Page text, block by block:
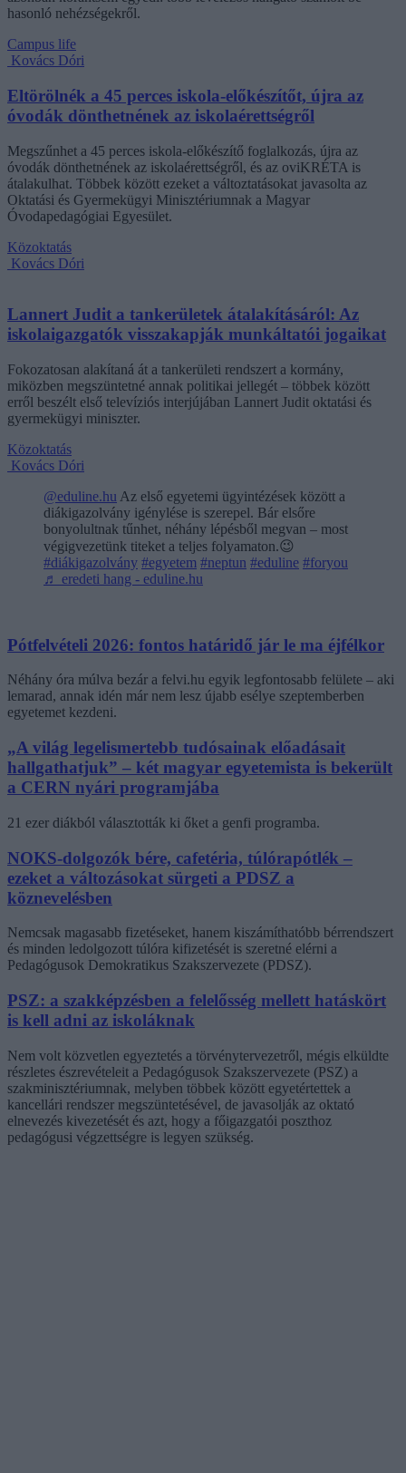
hasonló nehézségekről.
Campus life
Kovács Dóri
Eltörölnék a 45 perces iskola-előkészítőt, újra az
óvodák dönthetnének az iskolaérettségről
Megszűnhet a 45 perces iskola-előkészítő foglalkozás, újra az
óvodák dönthetnének az iskolaérettségről, és az oviKRÉTA is
átalakulhat. Többek között ezeket a változtatásokat javasolta az
Oktatási és Gyermekügyi Minisztériumnak a Magyar
Óvodapedagógiai Egyesület.
Közoktatás
Kovács Dóri
Lannert Judit a tankerületek átalakításáról: Az
iskolaigazgatók visszakapják munkáltatói jogaikat
Fokozatosan alakítaná át a tankerületi rendszert a kormány,
miközben megszüntetné annak politikai jellegét – többek között
erről beszélt első televíziós interjújában Lannert Judit oktatási és
gyermekügyi miniszter.
Közoktatás
Kovács Dóri
@eduline.hu Az első egyetemi ügyintézések között a
diákigazolvány igénylése is szerepel. Bár elsőre
bonyolultnak tűnhet, néhány lépésből megvan – most
végigvezetünk titeket a teljes folyamaton.😉
#diákigazolvány #egyetem #neptun #eduline #foryou
♬ eredeti hang - eduline.hu
Pótfelvételi 2026: fontos határidő jár le ma éjfélkor
Néhány óra múlva bezár a felvi.hu egyik legfontosabb felülete – aki
lemarad, annak idén már nem lesz újabb esélye szeptemberben
egyetemet kezdeni.
„A világ legelismertebb tudósainak előadásait
hallgathatjuk” – két magyar egyetemista is bekerült
a CERN nyári programjába
21 ezer diákból választották ki őket a genfi programba.
NOKS-dolgozók bére, cafetéria, túlórapótlék –
ezeket a változásokat sürgeti a PDSZ a
köznevelésben
Nemcsak magasabb fizetéseket, hanem kiszámíthatóbb bérrendszert
és minden ledolgozott túlóra kifizetését is szeretné elérni a
Pedagógusok Demokratikus Szakszervezete (PDSZ).
PSZ: a szakképzésben a felelősség mellett hatáskört
is kell adni az iskoláknak
Nem volt közvetlen egyeztetés a törvénytervezetről, mégis elküldte
részletes észrevételeit a Pedagógusok Szakszervezete (PSZ) a
szakminisztériumnak, melyben többek között egyetértettek a
kancellári rendszer megszüntetésével, de javasolják az oktató
elnevezés kivezetését és azt, hogy a főigazgatói poszthoz
pedagógusi végzettségre is legyen szükség.